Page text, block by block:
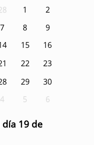
1
2
7 8
9
15
16
22
23
29
30
4 5 6
19 de